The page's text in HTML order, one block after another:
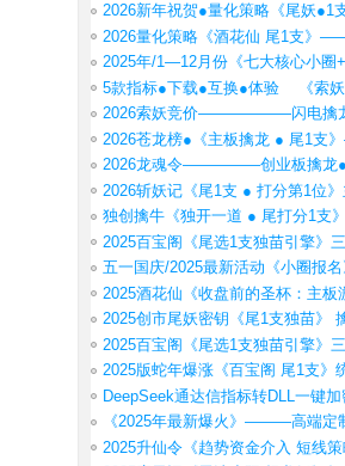
2026新年祝贺●量化策略《尾妖●1
2026量化策略《酒花仙 尾1支
2025年/1—12月份《七大核心小圈+
5款指标●下载●互换●体验 《索
2026索妖竞价——————闪电擒
2026苍龙榜●《主板擒龙 ● 尾1
2026龙魂令—————创业板擒龙●
2026斩妖记《尾1支 ● 打分第1位
独创擒牛《独开一道 ● 尾打分1支
2025百宝阁《尾选1支独苗引擎》
五一国庆/2025最新活动《小圈报
2025酒花仙《收盘前的圣杯：主板
2025创市尾妖密钥《尾1支独苗》
2025百宝阁《尾选1支独苗引擎》
2025版蛇年爆涨《百宝阁 尾1支》
DeepSeek通达信指标转DLL一键
《2025年最新爆火》———高端定
2025升仙令《趋势资金介入 短线策